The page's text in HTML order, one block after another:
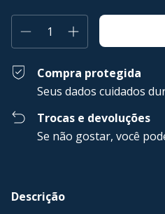
Compra protegida
Seus dados cuidados
Trocas e devoluções
Se não gostar, você
Descrição